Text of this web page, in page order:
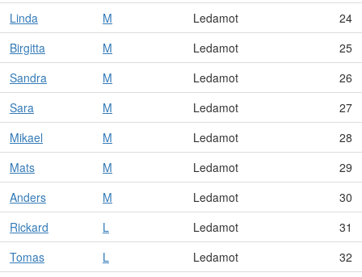
Linda M Ledamot
24
Birgitta M Ledamot
25
Sandra M Ledamot
26
Sara M Ledamot
27
Mikael M Ledamot
28
Mats M Ledamot
29
Anders M Ledamot
30
Rickard L Ledamot
31
Tomas L Ledamot
32